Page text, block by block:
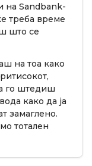
на Sandbank-
треба време
што се
на тоа како
го штедиш
како да ја
замаглено.
тотален